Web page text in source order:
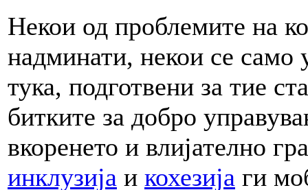
Некои од проблемите на
надминати, некои се
тука, подготвени за тие
битките за добро
вкоренето и влијателно
инклузија и кохезија ги